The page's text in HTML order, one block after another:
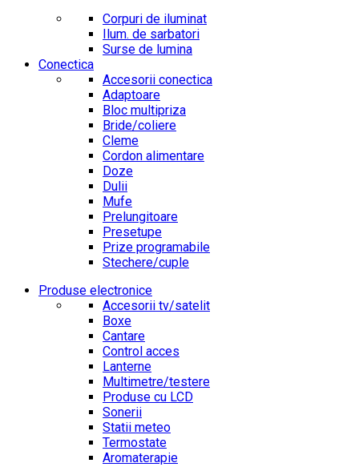
Corpuri de iluminat
Ilum. de sarbatori
Surse de lumina
Conectica
Accesorii conectica
Adaptoare
Bloc multipriza
Bride/coliere
Cleme
Cordon alimentare
Doze
Dulii
Mufe
Prelungitoare
Presetupe
Prize programabile
Stechere/cuple
Produse electronice
Accesorii tv/satelit
Boxe
Cantare
Control acces
Lanterne
Multimetre/testere
Produse cu LCD
Sonerii
Statii meteo
Termostate
Aromaterapie